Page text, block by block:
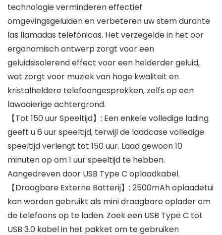
technologie verminderen effectief
omgevingsgeluiden en verbeteren uw stem durante
las llamadas telefónicas. Het verzegelde in het oor
ergonomisch ontwerp zorgt voor een
geluidsisolerend effect voor een helderder geluid,
wat zorgt voor muziek van hoge kwaliteit en
kristalheldere telefoongesprekken, zelfs op een
lawaaierige achtergrond.
【Tot 150 uur Speeltijd】: Een enkele volledige lading
geeft u 6 uur speeltijd, terwijl de laadcase volledige
speeltijd verlengt tot 150 uur. Laad gewoon 10
minuten op om 1 uur speeltijd te hebben.
Aangedreven door USB Type C oplaadkabel.
【Draagbare Externe Batterij】: 2500mAh oplaadetui
kan worden gebruikt als mini draagbare oplader om
de telefoons op te laden. Zoek een USB Type C tot
USB 3.0 kabel in het pakket om te gebruiken